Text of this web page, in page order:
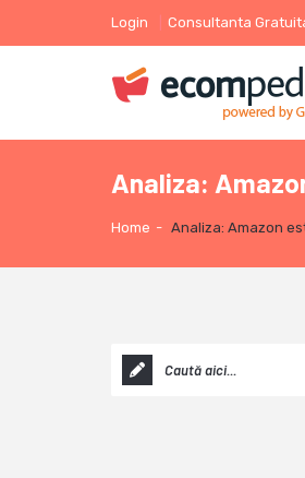
Login Consultanta
Analiza:
Home - Analiza: Amazon